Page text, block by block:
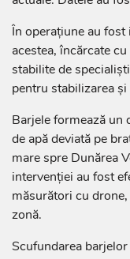
În operațiune au
acestea, încărcate
stabilite de
pentru stabilizarea
Barjele formează un
de apă deviată pe
mare spre Dunărea
intervenției au fost
măsurători cu
zonă.
Scufundarea